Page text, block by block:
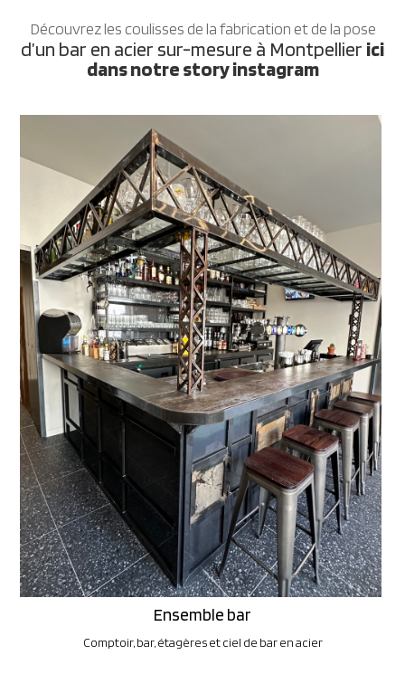
Découvrez les coulisses de la fabrication et de la pose
d’un bar en acier sur-mesure à Montpellier ici
dans notre story instagram
Ensemble bar
Comptoir, bar, étagères et ciel de bar en acier